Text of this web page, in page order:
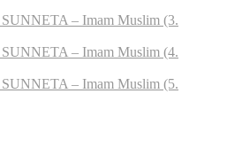
– Imam Muslim (3.
– Imam Muslim (4.
– Imam Muslim (5.